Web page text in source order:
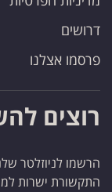
דרושים
פרסמו אצלנו
רוצים
הרשמו לניוזלטר
התקשורת ישרות